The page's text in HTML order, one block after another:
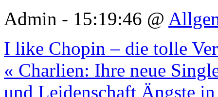
Admin - 15:19:46 @
I like Chopin – die tolle
« Charlien: Ihre neue
und Leidenschaft Ängste